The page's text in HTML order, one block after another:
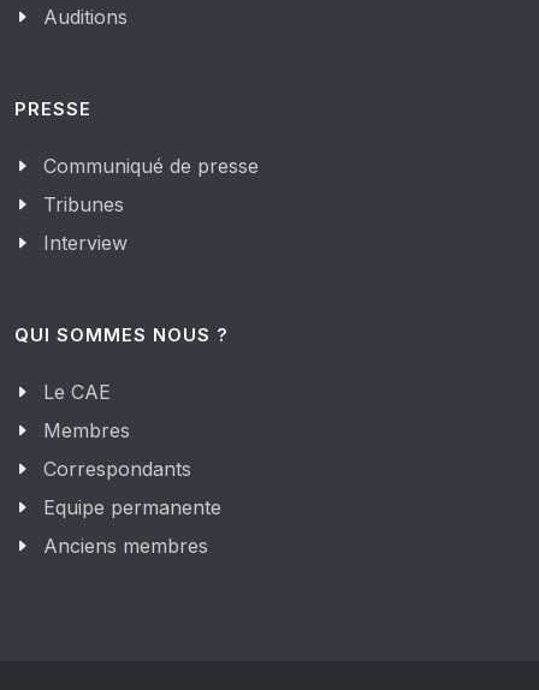
Auditions
PRESSE
Communiqué de presse
Tribunes
Interview
QUI SOMMES NOUS ?
Le CAE
Membres
Correspondants
Equipe permanente
Anciens membres